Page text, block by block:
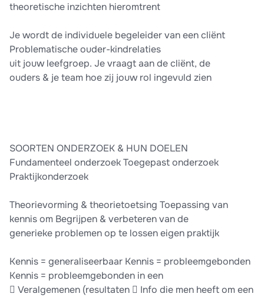
theoretische inzichten hieromtrent
Je wordt de individuele begeleider van een cliënt
Problematische ouder-kindrelaties
uit jouw leefgroep. Je vraagt aan de cliënt, de
ouders & je team hoe zij jouw rol ingevuld zien
SOORTEN ONDERZOEK & HUN DOELEN
Fundamenteel onderzoek Toegepast onderzoek
Praktijkonderzoek
Theorievorming & theorietoetsing Toepassing van
kennis om Begrijpen & verbeteren van de
generieke problemen op te lossen eigen praktijk
Kennis = generaliseerbaar Kennis = probleemgebonden
Kennis = probleemgebonden in een
 Veralgemenen (resultaten  Info die men heeft om een